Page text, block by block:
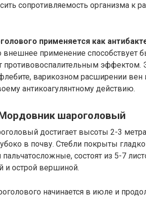
сопротивляемость организма к
применяется как
внешнее применение способствует
противовоспалительным эффектом.
варикозном расширении вен
антикоагулянтному действию.
шароголовый
достигает высоты 2-3
в почву. Стебли покрыты
пальчатосложные, состоят из 5-7
и острой вершиной.
начинается в июле и